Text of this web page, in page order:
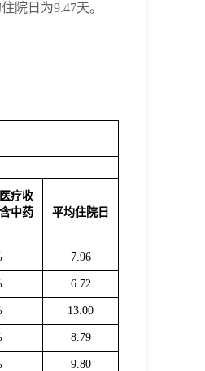
院日为9.47天。
疗收
中药
平均住院日
7.96
6.72
13.00
8.79
9.80